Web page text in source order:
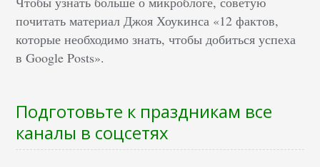
почитать материал Джоя Хоукинса «12 фактов,
которые необходимо знать, чтобы добиться успеха
в Google Posts».
Подготовьте к праздникам все
каналы в соцсетях